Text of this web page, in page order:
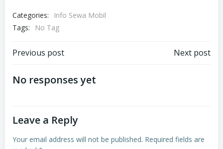
Categories:
Info Sewa Mobil
Tags:
No Tag
Post
navigation
Previous post Next post
No responses yet
Leave a Reply
Your email address will not be published. Required fields are